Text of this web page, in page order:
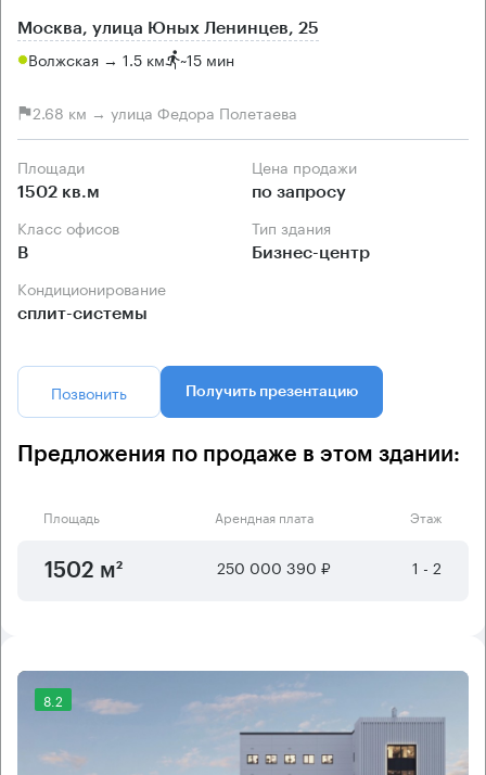
Москва, улица Юных Ленинцев, 25
Волжская → 1.5 км ~15 мин
2.68 км → улица Федора Полетаева
Площади
1502 кв.м
Цена продажи
по запросу
Класс офисов
B
Тип здания
Бизнес-центр
Кондиционирование
сплит-системы
Позвонить Получить презентацию
Предложения по продаже в этом здании:
Площадь Арендная плата Этаж
1502 м² 250 000 390 ₽ 1 - 2
8.2